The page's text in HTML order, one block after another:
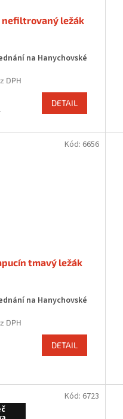
nefiltrovaný ležák
na Hanychovské
DPH
DETAIL
tmavý ležák
na Hanychovské
DPH
DETAIL
Kód: 6656
Kód: 6723